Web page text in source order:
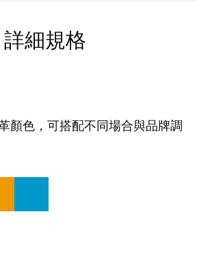
詳細規格
顏色，可搭配不同場合與品牌調